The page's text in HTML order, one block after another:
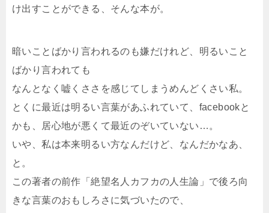
け出すことができる、そんな本が。
暗いことばかり言われるのも嫌だけれど、明るいこと
ばかり言われても
なんとなく嘘くささを感じてしまうめんどくさい私。
とくに最近は明るい言葉があふれていて、facebookと
かも、居心地が悪くて最近のぞいていない…。
いや、私は本来明るい方なんだけど、なんだかなあ、
と。
この著者の前作「絶望名人カフカの人生論」で後ろ向
きな言葉のおもしろさに気づいたので、